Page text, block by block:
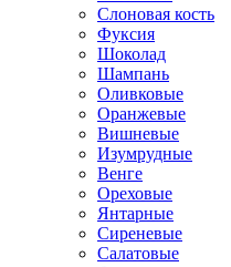
Слоновая кость
Фуксия
Шоколад
Шампань
Оливковые
Оранжевые
Вишневые
Изумрудные
Венге
Ореховые
Янтарные
Сиреневые
Салатовые